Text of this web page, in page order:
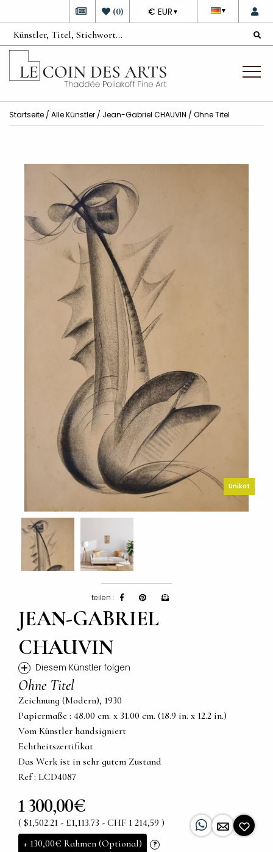
▼
DEVISE
€ EUR ▼
(0)
Startseite / Alle Künstler / Jean-Gabriel CHAUVIN / Ohne Titel
Unikat
teilen :
JEAN-GABRIEL
CHAUVIN
+ Diesem Künstler folgen
Ohne Titel
Zeichnung (Modern), 1930
Papiermaße : 48.00 cm. x 31.00 cm. (18.9 in. x 12.2 in.)
Vom Künstler handsigniert
Echtheitszertifikat
Das Werk ist in sehr gutem Zustand
Ref : LCD4087
1 300,00€
( $1,502.21 - £1,113.73 - CHF 1 214,59 )
+ 130,00€ Rahmen (Optional) ?